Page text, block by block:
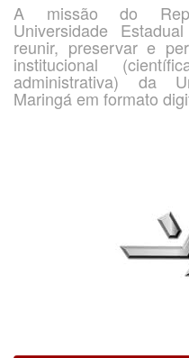
A missão do
Universidade
reunir, preservar e
institucional
administrativa) da
Maringá em formato